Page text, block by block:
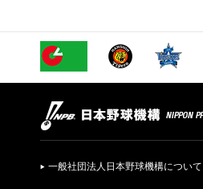
一般社団法人日本野球機構について